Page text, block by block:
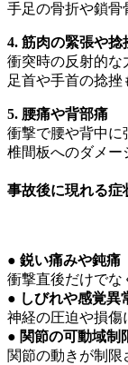
手足の骨折や鎖骨
4. 筋肉の緊張や捻
衝突時の反射的な
足首や手首の捻挫
5. 腰痛や背部痛
衝撃で腰や背中に
椎間板へのダメー
事故後に現れる症
● 鋭い痛みや鈍痛
衝撃直後だけでな
● しびれや感覚異
神経の圧迫や損傷
● 関節の可動域制
関節の動きが制限